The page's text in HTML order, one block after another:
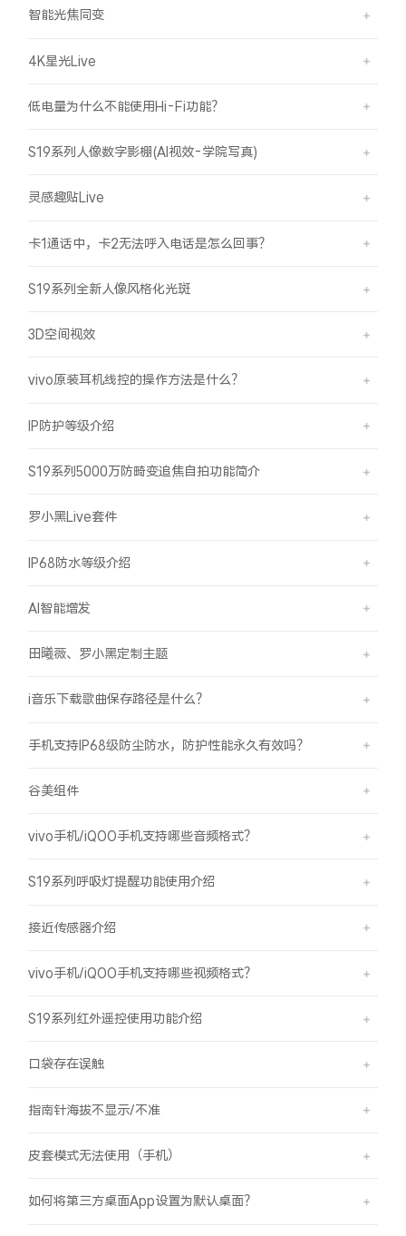
智能光焦同变
4K星光Live
低电量为什么不能使用Hi-Fi功能？
S19系列人像数字影棚(AI视效-学院写真)
灵感趣贴Live
卡1通话中，卡2无法呼入电话是怎么回事？
S19系列全新人像风格化光斑
3D空间视效
vivo原装耳机线控的操作方法是什么？
IP防护等级介绍
S19系列5000万防畸变追焦自拍功能简介
罗小黑Live套件
IP68防水等级介绍
AI智能增发
田曦薇、罗小黑定制主题
i音乐下载歌曲保存路径是什么？
手机支持IP68级防尘防水，防护性能永久有效吗？
谷美组件
vivo手机/iQOO手机支持哪些音频格式？
S19系列呼吸灯提醒功能使用介绍
接近传感器介绍
vivo手机/iQOO手机支持哪些视频格式？
S19系列红外遥控使用功能介绍
口袋存在误触
指南针海拔不显示/不准
皮套模式无法使用（手机）
如何将第三方桌面App设置为默认桌面？